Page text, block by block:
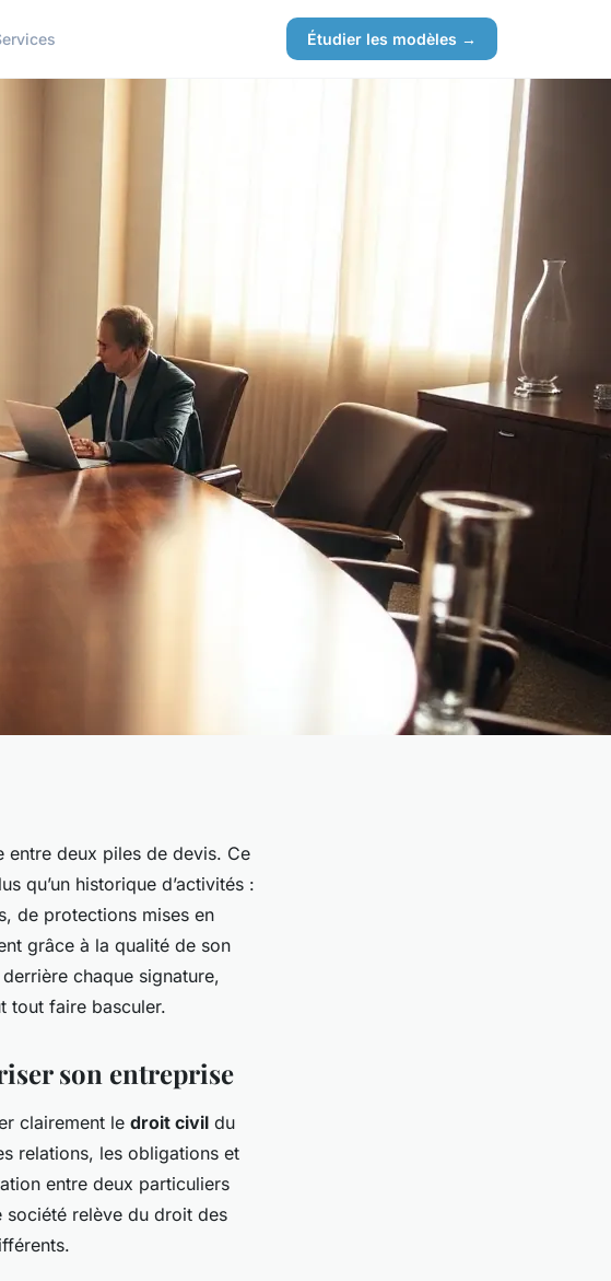
Étudier les modèles →
entre deux piles de devis. Ce
qu’un historique d’activités :
de protections mises en
grâce à la qualité de son
chaque signature,
tout faire basculer.
son entreprise
clairement le droit civil du
relations, les obligations et
entre deux particuliers
société relève du droit des